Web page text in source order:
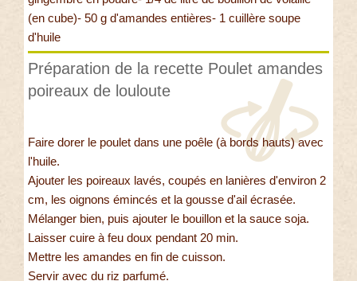
(en cube)- 50 g d'amandes entières- 1 cuillère soupe
d'huile
Préparation de la recette Poulet amandes
poireaux de louloute
Faire dorer le poulet dans une poêle (à bords hauts) avec
l'huile.
Ajouter les poireaux lavés, coupés en lanières d'environ 2
cm, les oignons émincés et la gousse d'ail écrasée.
Mélanger bien, puis ajouter le bouillon et la sauce soja.
Laisser cuire à feu doux pendant 20 min.
Mettre les amandes en fin de cuisson.
Servir avec du riz parfumé.